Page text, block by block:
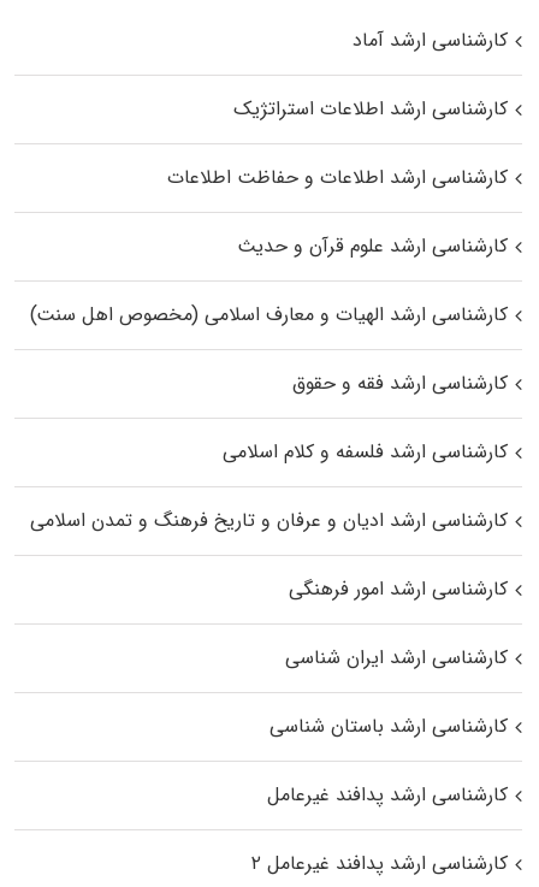
کارشناسی ارشد آماد
کارشناسی ارشد اطلاعات استراتژیک
کارشناسی ارشد اطلاعات و حفاظت اطلاعات
کارشناسی ارشد علوم قرآن و حدیث
کارشناسی ارشد الهیات و معارف اسلامی (مخصوص اهل سنت)
کارشناسی ارشد فقه و حقوق
کارشناسی ارشد فلسفه و کلام اسلامی
کارشناسی ارشد ادیان و عرفان و تاریخ فرهنگ و تمدن اسلامی
کارشناسی ارشد امور فرهنگی
کارشناسی ارشد ایران شناسی
کارشناسی ارشد باستان شناسی
کارشناسی ارشد پدافند غیرعامل
کارشناسی ارشد پدافند غیرعامل ۲